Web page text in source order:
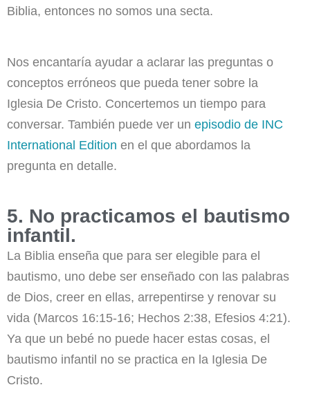
Biblia, entonces no somos una secta.
Nos encantaría ayudar a aclarar las preguntas o
conceptos erróneos que pueda tener sobre la
Iglesia De Cristo. Concertemos un tiempo para
conversar. También puede ver un episodio de INC
International Edition en el que abordamos la
pregunta en detalle.
5. No practicamos el bautismo
infantil.
La Biblia enseña que para ser elegible para el
bautismo, uno debe ser enseñado con las palabras
de Dios, creer en ellas, arrepentirse y renovar su
vida (Marcos 16:15-16; Hechos 2:38, Efesios 4:21).
Ya que un bebé no puede hacer estas cosas, el
bautismo infantil no se practica en la Iglesia De
Cristo.